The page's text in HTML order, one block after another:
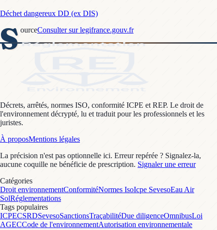
Déchet dangereux DD (ex DIS)
S ourceConsulter sur legifrance.gouv.fr
Décrets, arrêtés, normes ISO, conformité ICPE et REP. Le droit de
l'environnement décrypté, lu et traduit pour les professionnels et les
juristes.
À proposMentions légales
La précision n'est pas optionnelle ici. Erreur repérée ? Signalez-la,
aucune coquille ne bénéficie de prescription. Signaler une erreur
Catégories
Droit environnementConformitéNormes IsoIcpe SevesoEau Air
SolRéglementations
Tags populaires
ICPECSRDSevesoSanctionsTraçabilitéDue diligenceOmnibusLoi
AGECCode de l'environnementAutorisation environnementale